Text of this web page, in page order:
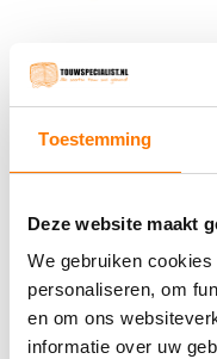
Toestemming
Deze website maakt
We gebruiken
personaliseren, om
en om ons
informatie over uw
4 MM groen koord (per
100 meter)
29.40incl. BTW
Winkelwagen